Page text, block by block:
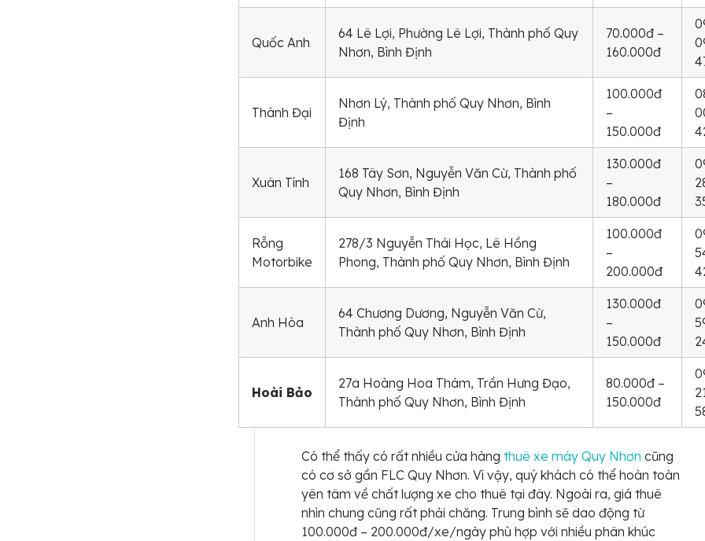
Quốc Anh
64 Lê Lợi, Phường Lê Lợi, Thành phố Quy
Nhơn, Bình Định
70.000đ –
160.000đ
Thành Đại
Nhơn Lý, Thành phố Quy Nhơn, Bình
Định
100.000đ
–
150.000đ
Xuân Tính
168 Tây Sơn, Nguyễn Văn Cừ, Thành phố
Quy Nhơn, Bình Định
130.000đ
–
180.000đ
Rỗng
Motorbike
278/3 Nguyễn Thái Học, Lê Hồng
Phong, Thành phố Quy Nhơn, Bình Định
100.000đ
–
200.000đ
Anh Hòa
64 Chương Dương, Nguyễn Văn Cừ,
Thành phố Quy Nhơn, Bình Định
130.000đ
–
150.000đ
Hoài Bảo
27a Hoàng Hoa Thám, Trần Hưng Đạo,
Thành phố Quy Nhơn, Bình Định
80.000đ –
150.000đ
Có thể thấy có rất nhiều cửa hàng thuê xe máy Quy Nhơn cũng
có cơ sở gần FLC Quy Nhơn. Vì vậy, quý khách có thể hoàn toàn
yên tâm về chất lượng xe cho thuê tại đây. Ngoài ra, giá thuê
nhìn chung cũng rất phải chăng. Trung bình sẽ dao động từ
100.000đ – 200.000đ/xe/ngày phù hợp với nhiều phân khúc